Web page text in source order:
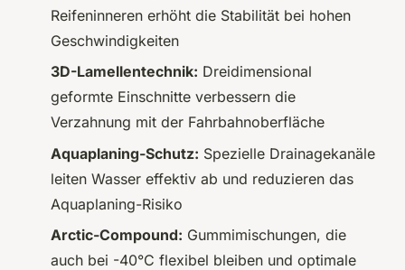
Reifeninneren erhöht die Stabilität bei hohen
Geschwindigkeiten
3D-Lamellentechnik: Dreidimensional
geformte Einschnitte verbessern die
Verzahnung mit der Fahrbahnoberfläche
Aquaplaning-Schutz: Spezielle Drainagekanäle
leiten Wasser effektiv ab und reduzieren das
Aquaplaning-Risiko
Arctic-Compound: Gummimischungen, die
auch bei -40°C flexibel bleiben und optimale